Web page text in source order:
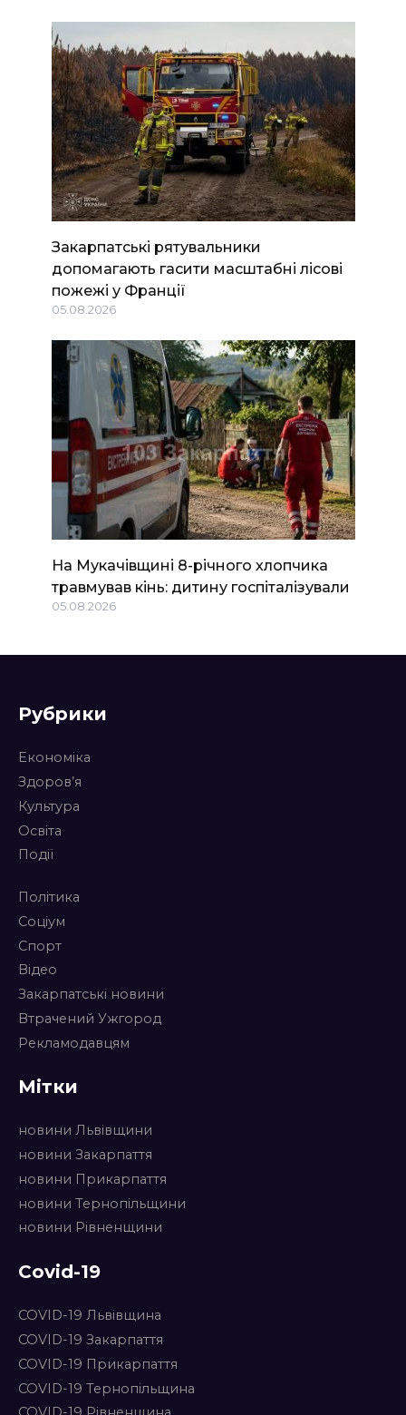
Закарпатські рятувальники
допомагають гасити масштабні лісові
пожежі у Франції
05.08.2026
На Мукачівщині 8-річного хлопчика
травмував кінь: дитину госпіталізували
05.08.2026
Рубрики
Економіка
Здоров’я
Культура
Освіта
Події
Політика
Соціум
Спорт
Відео
Закарпатські новини
Втрачений Ужгород
Рекламодавцям
Мітки
новини Львівщини
новини Закарпаття
новини Прикарпаття
новини Тернопільщини
новини Рівненщини
Covid-19
COVID-19 Львівщина
COVID-19 Закарпаття
COVID-19 Прикарпаття
COVID-19 Тернопільщина